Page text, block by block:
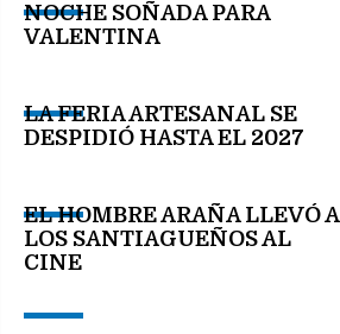
NOCHE SOÑADA PARA
VALENTINA
LA FERIA ARTESANAL SE
DESPIDIÓ HASTA EL 2027
EL HOMBRE ARAÑA LLEVÓ A
LOS SANTIAGUEÑOS AL
CINE